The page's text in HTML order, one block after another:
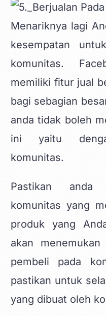
Menariknya lagi
kesempatan
komunitas.
memiliki fitur jual
bagi sebagian
anda tidak boleh
ini yaitu
komunitas.
Pastikan anda
komunitas yang
produk yang
akan
pembeli pada
pastikan untuk
yang dibuat oleh